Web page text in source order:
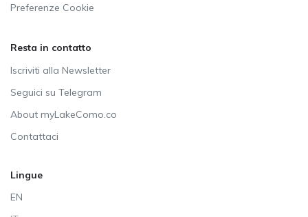
Preferenze Cookie
Resta in contatto
Iscriviti alla Newsletter
Seguici su Telegram
About myLakeComo.co
Contattaci
Lingue
EN